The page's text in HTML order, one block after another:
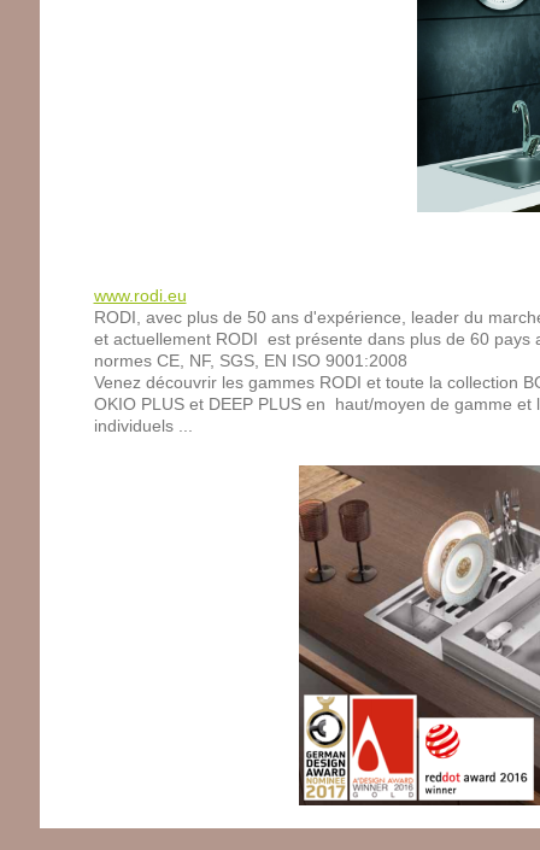
www.rodi.eu
RODI, avec plus de 50 ans d'expérience, leader du
et actuellement RODI est présente dans plus de 60
normes CE, NF, SGS, EN ISO 9001:2008
Venez découvrir les gammes RODI et toute la collection
OKIO PLUS et DEEP PLUS en haut/moyen de gamme
individuels ...